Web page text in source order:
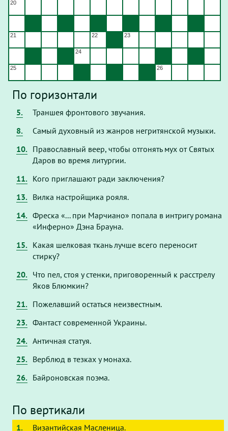
20
21 22 23
24
25 26
По горизонтали
5.
Траншея фронтового звучания.
8.
Самый духовный из жанров негритянской музыки.
10. Православный веер, чтобы отгонять мух от Святых
Даров во время литургии.
11. Кого приглашают ради заключения?
13. Вилка настройщика рояля.
14. Фреска «... при Марчиано» попала в интригу романа
«Инферно» Дэна Брауна.
15. Какая шелковая ткань лучше всего переносит
стирку?
20. Что пел, стоя у стенки, приговоренный к расстрелу
Яков Блюмкин?
21. Пожелавший остаться неизвестным.
23. Фантаст современной Украины.
24. Античная статуя.
25. Верблюд в тезках у монаха.
26. Байроновская поэма.
По вертикали
1.
Византийская Масленица.